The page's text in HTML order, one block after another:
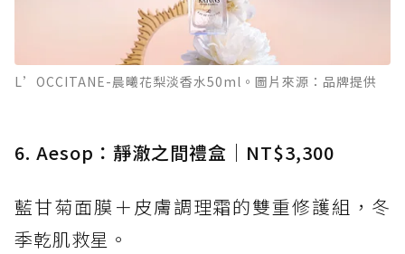
L’OCCITANE-晨曦花梨淡香水50ml。圖片來源：品牌提供
6. Aesop：靜澈之間禮盒｜NT$3,300
藍甘菊面膜＋皮膚調理霜的雙重修護組，冬
季乾肌救星。